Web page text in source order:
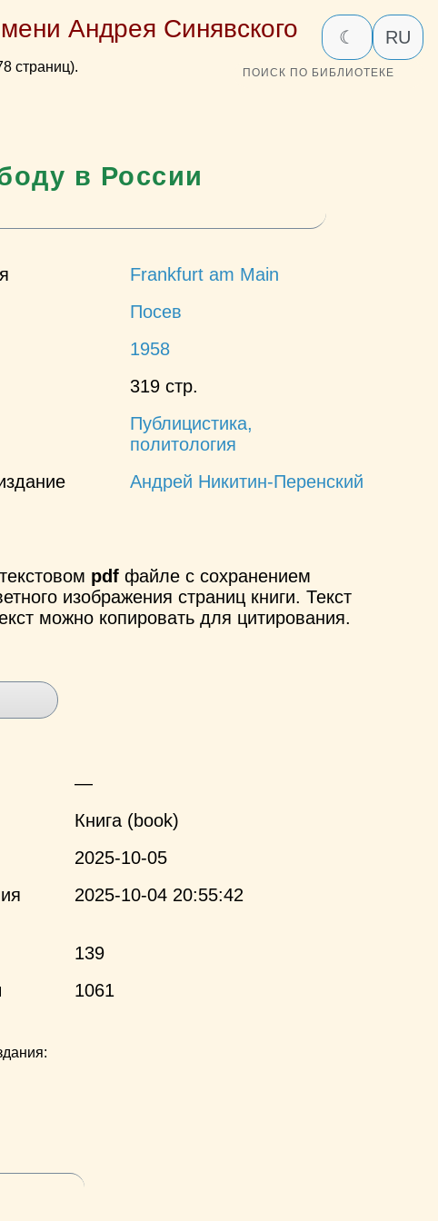
Андрея Синявского
страниц).
☾ RU
ПОИСК ПО БИБЛИОТЕКЕ
в России
Frankfurt am Main
Посев
1958
319 стр.
Публицистика,
политология
Андрей Никитин-Перенский
pdf файле с сохранением
изображения страниц книги. Текст
можно копировать для цитирования.
—
Книга (book)
2025-10-05
2025-10-04 20:55:42
139
1061